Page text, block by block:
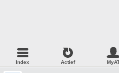
Index Actief